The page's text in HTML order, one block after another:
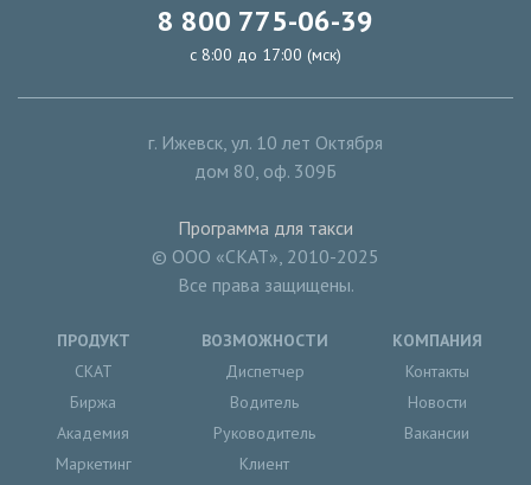
8 800 775-06-39
с 8:00 до 17:00 (мск)
г. Ижевск ул. 10 лет Октября
дом 80, оф. 309Б
Программа для такси
© ООО «СКАТ», 2010-2025
Все права защищены.
ПРОДУКТ
СКАТ
Биржа
Академия
Маркетинг
ВОЗМОЖНОСТИ
Диспетчер
Водитель
Руководитель
Клиент
КОМПАНИЯ
Контакты
Новости
Вакансии